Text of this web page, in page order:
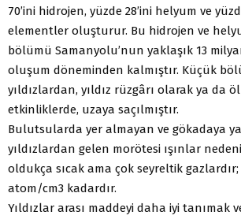
70’ini hidrojen, yüzde 28’ini helyum ve
elementler oluşturur. Bu hidrojen ve
bölümü Samanyolu’nun yaklaşık 13
oluşum döneminden kalmıştır. Küçük
yıldızlardan, yıldız rüzgârı olarak ya da
etkinliklerde, uzaya saçılmıştır.
Bulutsularda yer almayan ve gökadaya
yıldızlardan gelen morötesi ışınlar
oldukça sıcak ama çok seyreltik
atom/cm3 kadardır.
Yıldızlar arası maddeyi daha iyi tanımak